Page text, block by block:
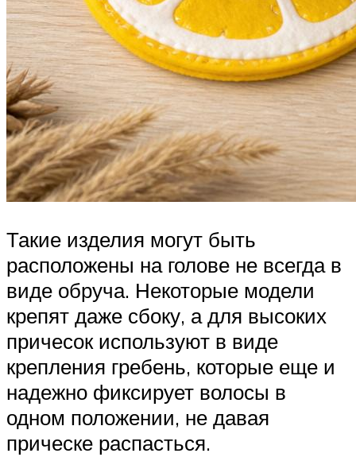
Такие изделия могут быть
расположены на голове не всегда в
виде обруча. Некоторые модели
крепят даже сбоку, а для высоких
причесок используют в виде
крепления гребень, которые еще и
надежно фиксирует волосы в
одном положении, не давая
прическе распасться.